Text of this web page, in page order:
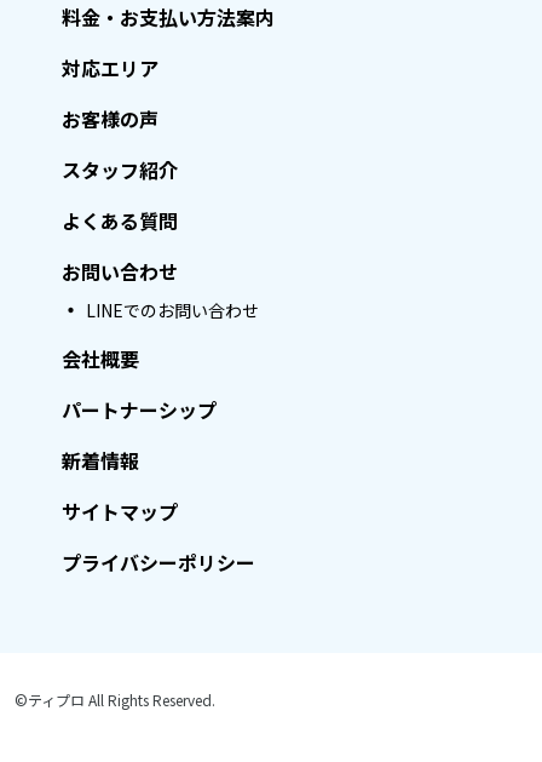
料金・お支払い方法案内
対応エリア
お客様の声
スタッフ紹介
よくある質問
お問い合わせ
LINEでのお問い合わせ
会社概要
パートナーシップ
新着情報
サイトマップ
プライバシーポリシー
©ティプロ All Rights Reserved.